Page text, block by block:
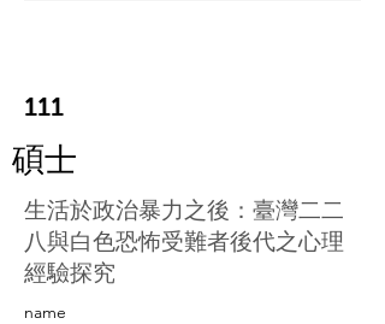
111
碩士
生活於政治暴力之後：臺灣二二
八與白色恐怖受難者後代之心理
經驗探究
​name